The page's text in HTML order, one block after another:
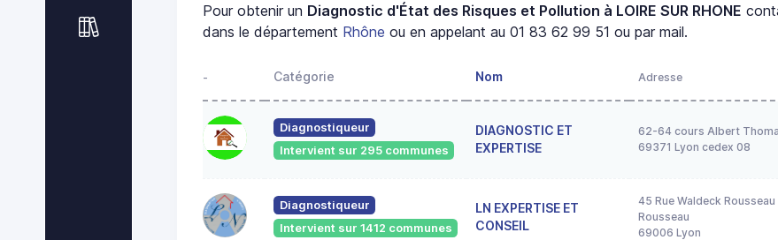
Pour obtenir un Diagnostic d'État des Risques et Pollution à LOIRE SUR RHONE
dans le département Rhône ou en appelant au 01 83 62 99 51 ou par mail.
- Catégorie Nom Adresse
Diagnostiqueur
Intervient sur 295 communes
DIAGNOSTIC ET
EXPERTISE
62-64 cours Albert
69371 Lyon cedex 08
Diagnostiqueur
Intervient sur 1412 communes
LN EXPERTISE ET
CONSEIL
45 Rue Waldeck
Rousseau
69006 Lyon